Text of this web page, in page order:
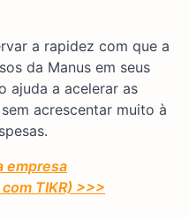
a rapidez com que a
da Manus em seus
ajuda a acelerar as
acrescentar muito à
empresa
TIKR) >>>